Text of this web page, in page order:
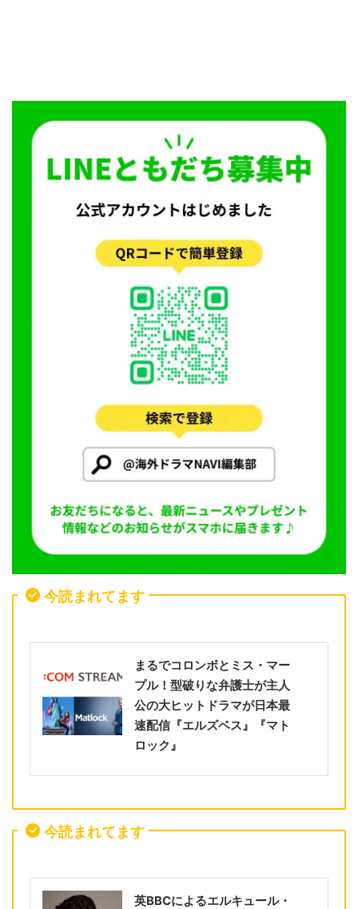
今読まれてます
まるでコロンボとミス・マー
プル！型破りな弁護士が主人
公の大ヒットドラマが日本最
速配信『エルズベス』『マト
ロック』
今読まれてます
英BBCによるエルキュール・